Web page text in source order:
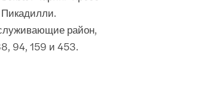
район,
94, 159 и 453.